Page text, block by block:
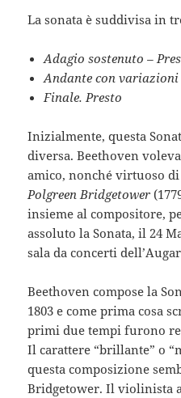
La sonata è suddivisa in
Adagio sostenuto –
Andante con
Finale. Presto
Inizialmente, questa
diversa. Beethoven
amico, nonché virtuoso
Polgreen Bridgetower
insieme al compositore,
assoluto la Sonata, il 24
sala da concerti
Beethoven compose la
1803 e come prima cosa
primi due tempi furono
Il carattere “brillante” o
questa composizione
Bridgetower. Il violinista